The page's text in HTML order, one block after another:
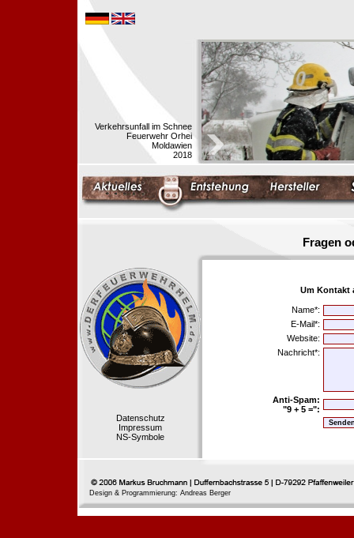
Verkehrsunfall im Schnee
Feuerwehr Orhei
Moldawien
2018
Fragen
Datenschutz
Impressum
NS-Symbole
Um Kontakt
Name*:
E-Mail*:
Website:
Nachricht*:
Anti-Spam:
"9 + 5 =":
Design & Programmierung: Andreas Berger